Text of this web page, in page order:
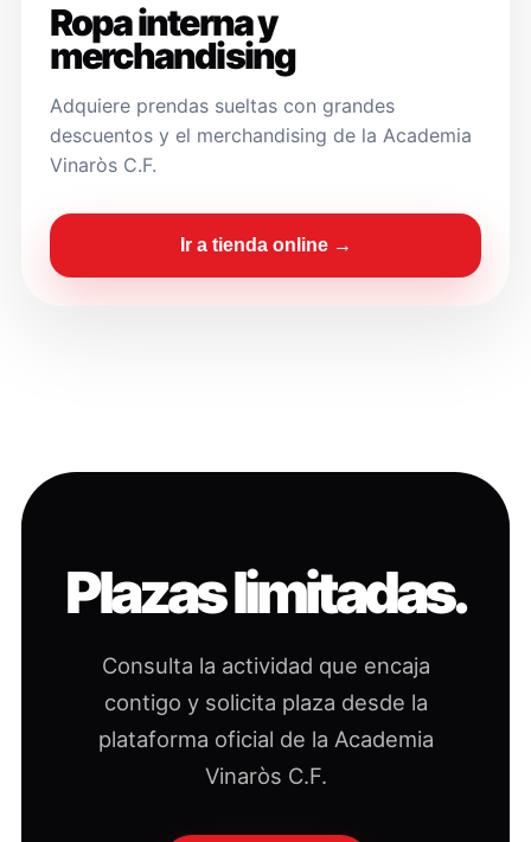
Ropa interna y
merchandising
Adquiere prendas sueltas con grandes
descuentos y el merchandising de la Academia
Vinaròs C.F.
Ir a tienda online →
Plazas limitadas.
Consulta la actividad que encaja
contigo y solicita plaza desde la
plataforma oficial de la Academia
Vinaròs C.F.